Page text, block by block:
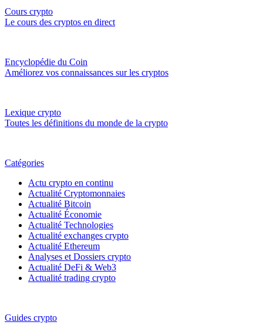
Cours crypto
Le cours des cryptos en direct
Encyclopédie du Coin
Améliorez vos connaissances sur les cryptos
Lexique crypto
Toutes les définitions du monde de la crypto
Catégories
Actu crypto en continu
Actualité Cryptomonnaies
Actualité Bitcoin
Actualité Économie
Actualité Technologies
Actualité exchanges crypto
Actualité Ethereum
Analyses et Dossiers crypto
Actualité DeFi & Web3
Actualité trading crypto
Guides crypto